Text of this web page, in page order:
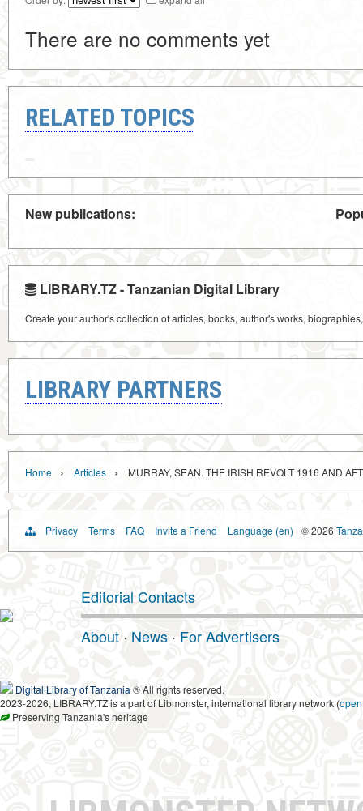
There are no comments yet
RELATED TOPICS
New publications:
LIBRARY.TZ - Tanzanian Digital Library
Create your author's collection of articles, books, author's works,
LIBRARY PARTNERS
Home › Articles › MURRAY, SEAN. THE IRISH REVOLT 1916 AND
Privacy Terms FAQ Invite a Friend Language (en) © 2026
Editorial Contacts
About · News · For Advertisers
Digital Library of Tanzania ® All rights reserved.
2023-2026, LIBRARY.TZ is a part of Libmonster, international library network (
Preserving Tanzania's heritage